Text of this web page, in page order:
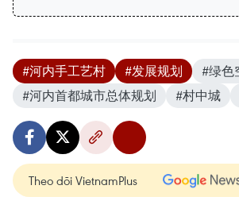
#河内手工艺村 #发展规划
#绿色
#河内首都城市总体规划
#村中城
Theo dõi VietnamPlus